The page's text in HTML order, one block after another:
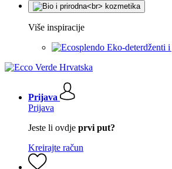
Više inspiracije
Eko-deterdženti
Prijava
Prijava
Jeste li ovdje prvi put?
Kreirajte račun